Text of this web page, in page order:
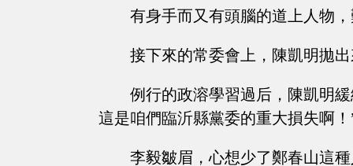
有身手而又有頭腦的道上人物
接下來的常委會上，陳凱明拋
例行的政溶學習過后，陳凱明
這是咱們臨沂縣黨委的重大損失啊！
李毅皺眉，心想少了鄭春山這